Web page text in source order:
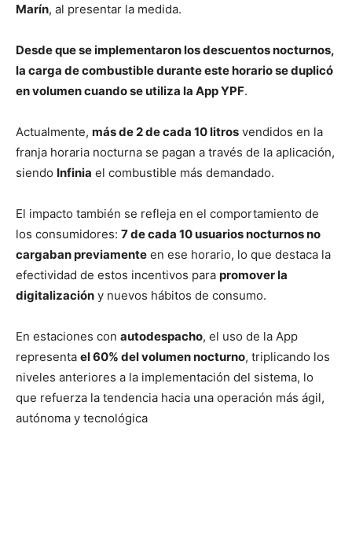
Marín, al presentar la medida.
Desde que se implementaron los descuentos nocturnos,
la carga de combustible durante este horario se duplicó
en volumen cuando se utiliza la App YPF.
Actualmente, más de 2 de cada 10 litros vendidos en la
franja horaria nocturna se pagan a través de la aplicación,
siendo Infinia el combustible más demandado.
El impacto también se refleja en el comportamiento de
los consumidores: 7 de cada 10 usuarios nocturnos no
cargaban previamente en ese horario, lo que destaca la
efectividad de estos incentivos para promover la
digitalización y nuevos hábitos de consumo.
En estaciones con autodespacho, el uso de la App
representa el 60% del volumen nocturno, triplicando los
niveles anteriores a la implementación del sistema, lo
que refuerza la tendencia hacia una operación más ágil,
autónoma y tecnológica